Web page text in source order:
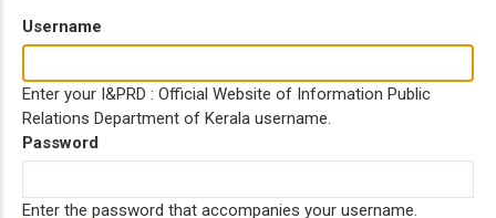
Username
Enter your I&PRD : Official Website of Information Public
Relations Department of Kerala username.
Password
Enter the password that accompanies your username.